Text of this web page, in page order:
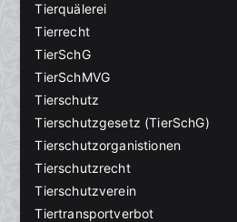
Tierquälerei
Tierrecht
TierSchG
TierSchMVG
Tierschutz
Tierschutzgesetz (TierSchG)
Tierschutzorganistionen
Tierschutzrecht
Tierschutzverein
Tiertransportverbot